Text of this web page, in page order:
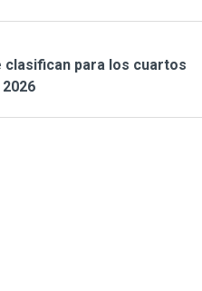
clasifican para los cuartos